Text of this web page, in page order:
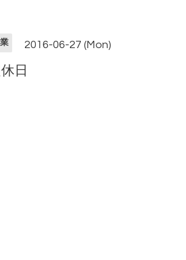
2016-06-27 (Mon)
日